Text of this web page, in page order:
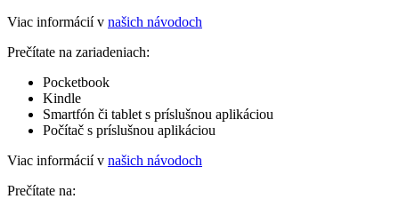
Viac informácií v našich návodoch
Prečítate na zariadeniach:
Pocketbook
Kindle
Smartfón či tablet s príslušnou aplikáciou
Počítač s príslušnou aplikáciou
Viac informácií v našich návodoch
Prečítate na: